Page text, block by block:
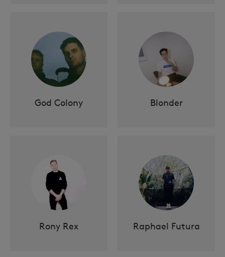
God Colony Blonder
Rony Rex Raphael Futura